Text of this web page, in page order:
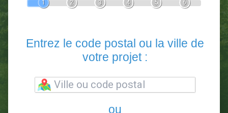
En 5 minutes, demandez3 devis comparatifs